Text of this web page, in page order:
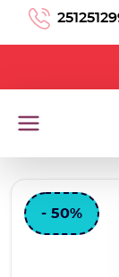
Μετάβαση στο
- 50%